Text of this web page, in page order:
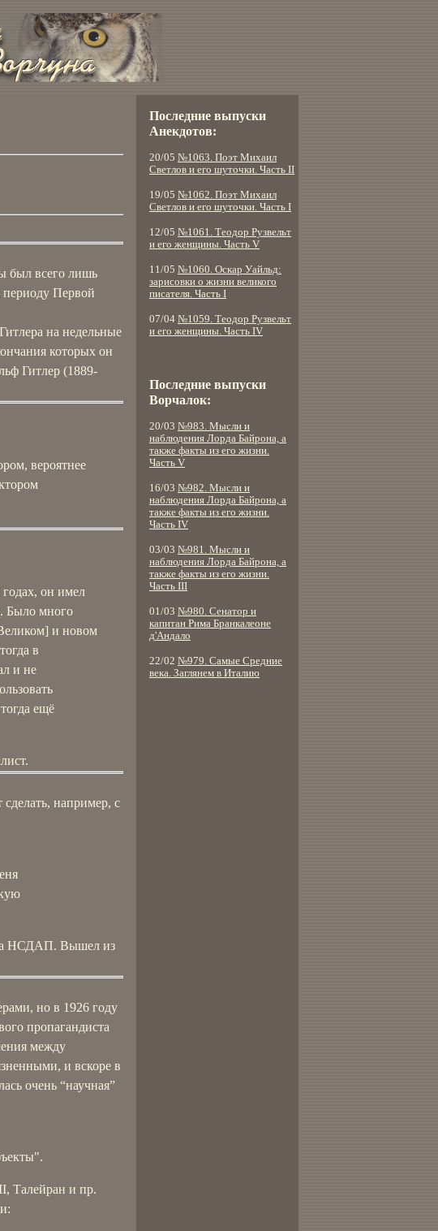
был всего лишь
периоду Первой
на недельные
которых он
Гитлер (1889-
вероятнее
он имел
Было много
и новом
в
и не
ещё
например, с
НСДАП. Вышел из
но в 1926 году
пропагандиста
между
и вскоре в
очень “научная”
Талейран и пр.
Последние выпуски
Анекдотов:
20/05 №1063. Поэт Михаил
Светлов и его шуточки. Часть II
19/05 №1062. Поэт Михаил
Светлов и его шуточки. Часть I
12/05 №1061. Теодор Рузвельт
и его женщины. Часть V
11/05 №1060. Оскар Уайльд:
зарисовки о жизни великого
писателя. Часть I
07/04 №1059. Теодор Рузвельт
и его женщины. Часть IV
Последние выпуски
Ворчалок:
20/03 №983. Мысли и
наблюдения Лорда Байрона, а
также факты из его жизни.
Часть V
16/03 №982. Мысли и
наблюдения Лорда Байрона, а
также факты из его жизни.
Часть IV
03/03 №981. Мысли и
наблюдения Лорда Байрона, а
также факты из его жизни.
Часть III
01/03 №980. Сенатор и
капитан Рима Бранкалеоне
д'Андало
22/02 №979. Самые Средние
века. Заглянем в Италию